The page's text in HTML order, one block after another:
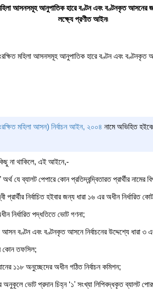
আসনসমূহ আনুপাতিক হারে বণ্টন এবং বণ্টনকৃত আসনের জন্য
লক্ষ্যে প্রণীত আইন৷
মহিলা আসনসমূহ আনুপাতিক হারে বণ্টন এবং বণ্টনকৃত
মহিলা আসন) নির্বাচন আইন, ২০০৪ নামে অভিহিত হইবে৷
না থাকিলে, এই আইনে,-
যে ব্যালট পেপারে কোন প্রতিদ্বন্দ্বিতারত প্রার্থীর নামের
প্রার্থীর নির্বাচিত হইবার জন্য ধারা ১৬ এর অধীন নির্ধারিত
নির্ধারিত পদ্ধতিতে ভোট গণনা;
আসন বণ্টন এবং বণ্টনকৃত আসনে নির্বাচনের উদ্দেশ্যে ধারা ৩
কোন তফসিল;
১১৮ অনুচ্ছেদের অধীন গঠিত নির্বাচন কমিশন;
অনুকূলে ভোট প্রদান চিহ্ন ‘১' সংখ্যা লিপিবদ্ধকৃত ব্যালট